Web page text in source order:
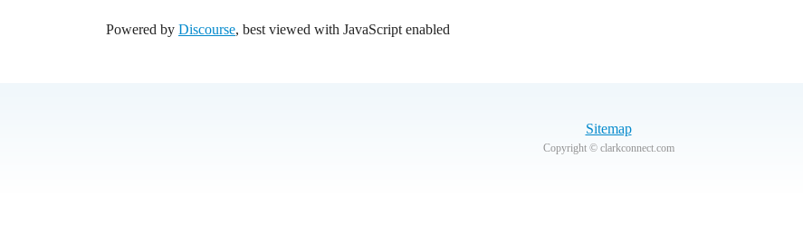
Powered by Discourse, best viewed with JavaScript enabled
Sitemap
Copyright © clarkconnect.com